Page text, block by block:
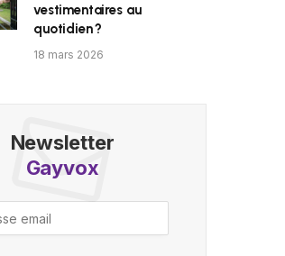
vestimentaires au
quotidien ?
18 mars 2026
Newsletter
Gayvox